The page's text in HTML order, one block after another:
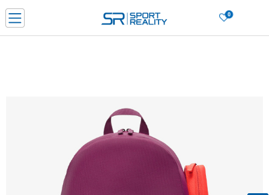
0
ДОЗНАЈ ПОВЕЌЕ
Ценовник
ДОЗНАЈ ПОВЕЌЕ